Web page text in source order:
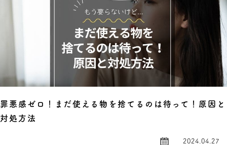
罪悪感ゼロ！まだ使える物を捨てるのは待って！原因と
対処方法
2024.04.27